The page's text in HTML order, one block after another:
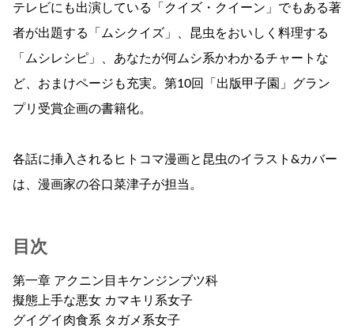
テレビにも出演している「クイズ・クイーン」でもある著
者が出題する「ムシクイズ」、昆虫をおいしく料理する
「ムシレシピ」、あなたが何ムシ系かわかるチャートな
ど、おまけページも充実。第10回「出版甲子園」グラン
プリ受賞企画の書籍化。
各話に挿入されるヒトコマ漫画と昆虫のイラスト&カバー
は、漫画家の谷口菜津子が担当。
目次
第一章 アクニン目キケンジンブツ科
擬態上手な悪女 カマキリ系女子
グイグイ肉食系 タガメ系女子